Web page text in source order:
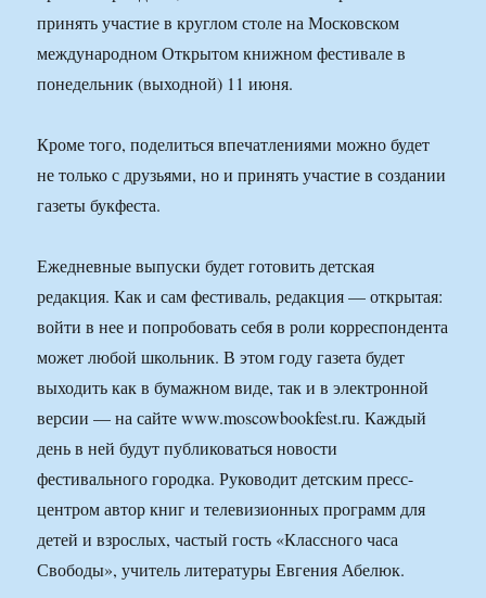
принять участие в круглом столе на Московском
международном Открытом книжном фестивале в
понедельник (выходной) 11 июня.
Кроме того, поделиться впечатлениями можно будет
не только с друзьями, но и принять участие в создании
газеты букфеста.
Ежедневные выпуски будет готовить детская
редакция. Как и сам фестиваль, редакция — открытая:
войти в нее и попробовать себя в роли корреспондента
может любой школьник. В этом году газета будет
выходить как в бумажном виде, так и в электронной
версии — на сайте www.moscowbookfest.ru. Каждый
день в ней будут публиковаться новости
фестивального городка. Руководит детским пресс-
центром автор книг и телевизионных программ для
детей и взрослых, частый гость «Классного часа
Свободы», учитель литературы Евгения Абелюк.